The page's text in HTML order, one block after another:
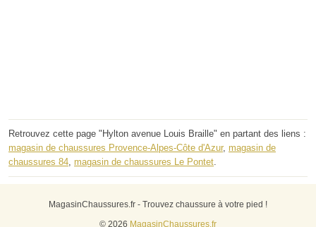
Retrouvez cette page "Hylton avenue Louis Braille" en partant des liens :
magasin de chaussures Provence-Alpes-Côte d'Azur, magasin de
chaussures 84, magasin de chaussures Le Pontet.
MagasinChaussures.fr - Trouvez chaussure à votre pied !
© 2026 MagasinChaussures.fr